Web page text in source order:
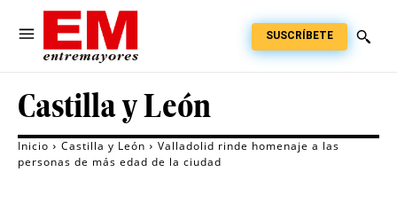
SUSCRÍBETE
Castilla y León
Inicio Castilla y León
Valladolid rinde homenaje a las
personas de más edad de la ciudad